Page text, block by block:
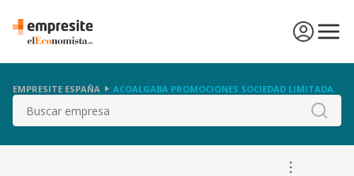
EMPRESITE ESPAÑA ACOALGABA PROMOCIONES SOCIEDAD LIMITADA.
Buscar